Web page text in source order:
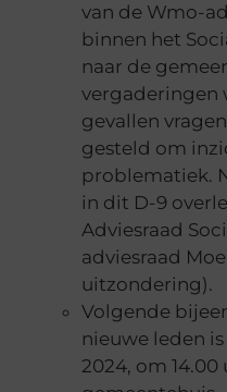
van de Wmo-
binnen het
naar de
vergaderingen
gevallen
gesteld om
problematiek.
in dit D-9
Adviesraad
adviesraad
uitzondering).
Volgende
nieuwe leden
2024, om 14.00